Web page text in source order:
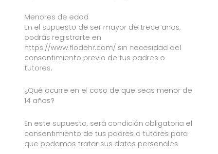
Menores de edad
En el supuesto de ser mayor de trece años,
podrás registrarte en
https://www.flodehr.com/ sin necesidad del
consentimiento previo de tus padres o
tutores.
¿Qué ocurre en el caso de que seas menor de
14 años?
En este supuesto, será condición obligatoria el
consentimiento de tus padres o tutores para
que podamos tratar sus datos personales